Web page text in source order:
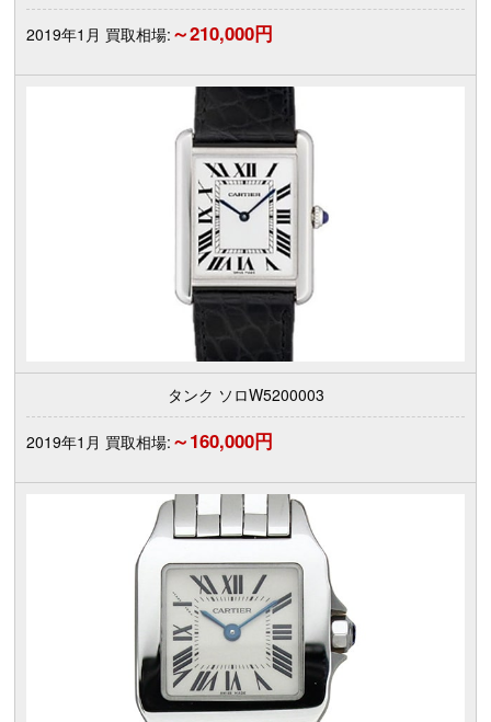
2019年1月 買取相場: ～210,000円
タンク ソロW5200003
2019年1月 買取相場: ～160,000円